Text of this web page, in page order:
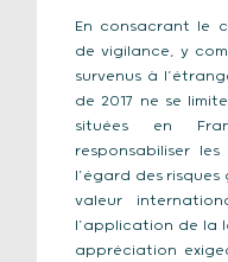
En consacrant le
de vigilance, y
survenus à
de 2017 ne se
situées en
responsabiliser
l’égard des
valeur
l’application de la
appréciation